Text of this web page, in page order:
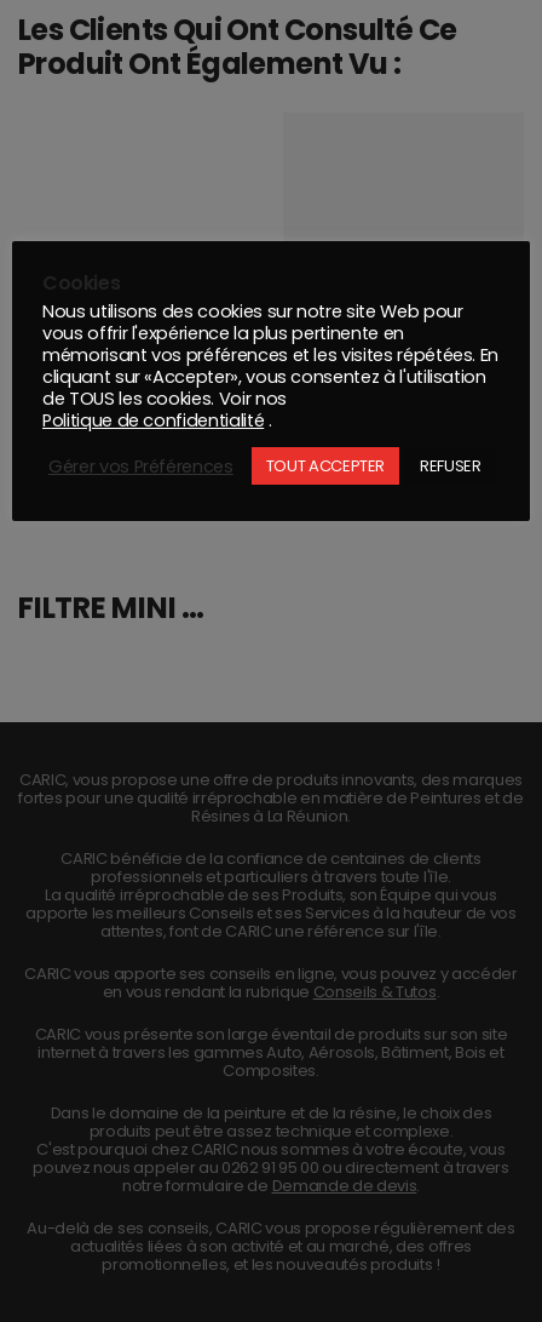
Les Clients Qui Ont Consulté Ce
Produit Ont Également Vu :
FILTRE MINI NYLON POUR GODET A GRAVITE
LIANT IMRON EL560 ELITE HDC 3,5 L
CARIC, vous propose une offre de produits innovants, des marques
fortes pour une qualité irréprochable en matière de Peintures et de
Résines à La Réunion.
CARIC bénéficie de la confiance de centaines de clients
professionnels et particuliers à travers toute l'île.
La qualité irréprochable de ses Produits, son Équipe qui vous
apporte les meilleurs Conseils et ses Services à la hauteur de vos
attentes, font de CARIC une référence sur l'île.
CARIC vous apporte ses conseils en ligne, vous pouvez y accéder
en vous rendant la rubrique Conseils & Tutos.
CARIC vous présente son large éventail de produits sur son site
internet à travers les gammes Auto, Aérosols, Bâtiment, Bois et
Composites.
Dans le domaine de la peinture et de la résine, le choix des
produits peut être assez technique et complexe.
C'est pourquoi chez CARIC nous sommes à votre écoute, vous
pouvez nous appeler au 0262 91 95 00 ou directement à travers
notre formulaire de Demande de devis.
Au-delà de ses conseils, CARIC vous propose régulièrement des
actualités liées à son activité et au marché, des offres
promotionnelles, et les nouveautés produits !
Cookies
Nous utilisons des cookies sur notre site Web pour
vous offrir l'expérience la plus pertinente en
mémorisant vos préférences et les visites répétées. En
cliquant sur «Accepter», vous consentez à l'utilisation
de TOUS les cookies. Voir nos
Politique de confidentialité .
Gérer vos Préférences
TOUT ACCEPTER REFUSER